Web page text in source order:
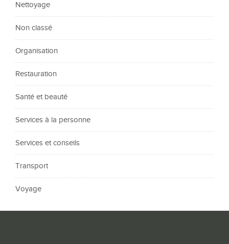
Nettoyage
Non classé
Organisation
Restauration
Santé et beauté
Services à la personne
Services et conseils
Transport
Voyage